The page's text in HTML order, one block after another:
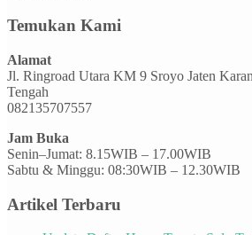
Temukan Kami
Alamat
Jl. Ringroad Utara KM 9 Sroyo Jaten
Tengah
082135707557
Jam Buka
Senin–Jumat: 8.15WIB – 17.00WIB
Sabtu & Minggu: 08:30WIB – 12.30WIB
Artikel Terbaru